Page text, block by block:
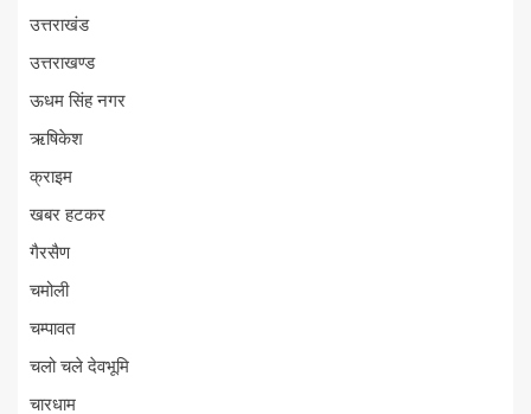
उत्तराखंड
उत्तराखण्ड
ऊधम सिंह नगर
ऋषिकेश
क्राइम
खबर हटकर
गैरसैण
चमोली
चम्पावत
चलो चले देवभूमि
चारधाम